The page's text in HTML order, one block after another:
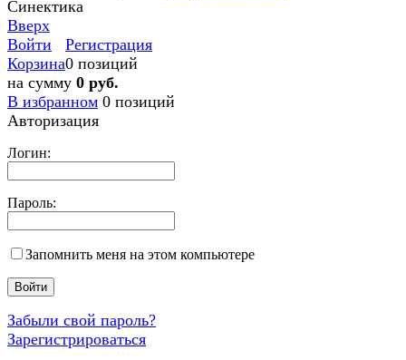
Синектика
Вверх
Войти
Регистрация
Корзина0 позиций
на сумму 0 руб.
В избранном 0 позиций
Авторизация
Логин:
Пароль:
Запомнить меня на этом компьютере
Забыли свой пароль?
Зарегистрироваться